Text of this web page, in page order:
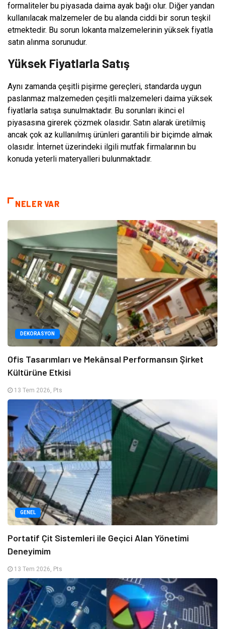
formaliteler bu piyasada daima ayak bağı olur. Diğer yandan
kullanılacak malzemeler de bu alanda ciddi bir sorun teşkil
etmektedir. Bu sorun lokanta malzemelerinin yüksek fiyatla
satın alınma sorunudur.
Yüksek Fiyatlarla Satış
Aynı zamanda çeşitli pişirme gereçleri, standarda uygun
paslanmaz malzemeden çeşitli malzemeleri daima yüksek
fiyatlarla satışa sunulmaktadır. Bu sorunları ikinci el
piyasasına girerek çözmek olasıdır. Satın alarak üretilmiş
ancak çok az kullanılmış ürünleri garantili bir biçimde almak
olasıdır. İnternet üzerindeki ilgili mutfak firmalarının bu
konuda yeterli materyalleri bulunmaktadır.
NELER VAR
DEKORASYON
Ofis Tasarımları ve Mekânsal Performansın Şirket
Kültürüne Etkisi
13 Tem 2026, Pts
GENEL
Portatif Çit Sistemleri ile Geçici Alan Yönetimi
Deneyimim
13 Tem 2026, Pts